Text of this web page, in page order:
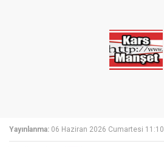
Yayınlanma: 06 Haziran 2026 Cumartesi 11:10